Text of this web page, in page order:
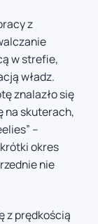
z
w strefie,
władz.
znalazło się
na skuterach,
–
okres
nie
z prędkością